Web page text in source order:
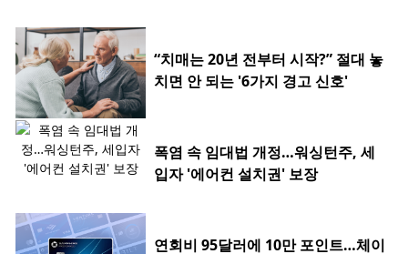
“치매는 20년 전부터 시작?” 절대 놓
치면 안 되는 '6가지 경고 신호'
폭염 속 임대법 개정…워싱턴주, 세
입자 '에어컨 설치권' 보장
연회비 95달러에 10만 포인트…체이